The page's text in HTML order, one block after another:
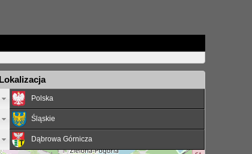
Lokalizacja
Polska
Śląskie
Dąbrowa Górnicza